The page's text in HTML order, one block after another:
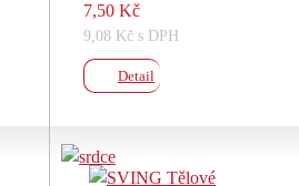
7,50 Kč
9,08 Kč s DPH
Detail